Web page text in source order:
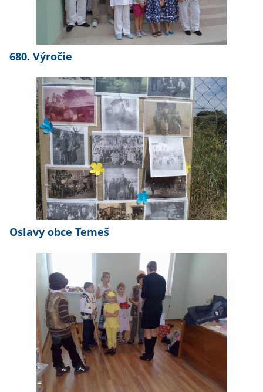
680. Výročie
Oslavy obce Temeš